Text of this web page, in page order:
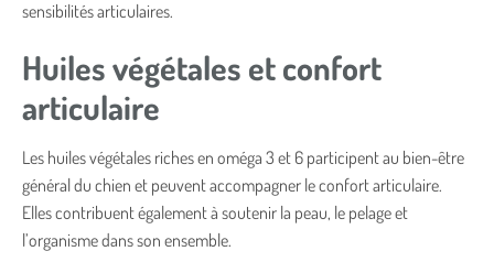
sensibilités articulaires.
Huiles végétales et confort
articulaire
Les huiles végétales riches en oméga 3 et 6 participent au bien-être
général du chien et peuvent accompagner le confort articulaire.
Elles contribuent également à soutenir la peau, le pelage et
l’organisme dans son ensemble.